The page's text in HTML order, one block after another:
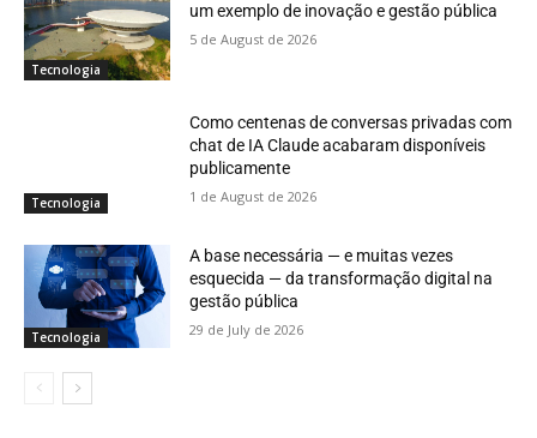
Tecnologia
um exemplo de inovação e gestão pública
5 de August de 2026
Tecnologia
Como centenas de conversas privadas com
chat de IA Claude acabaram disponíveis
publicamente
1 de August de 2026
Tecnologia
A base necessária — e muitas vezes
esquecida — da transformação digital na
gestão pública
29 de July de 2026